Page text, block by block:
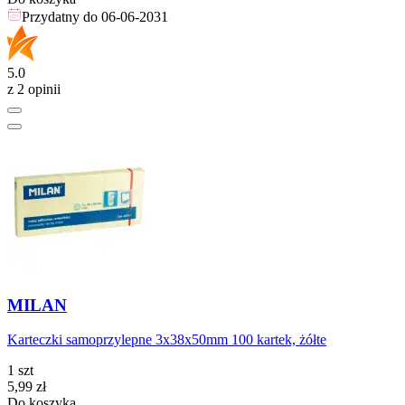
Przydatny do 06-06-2031
5.0
z 2 opinii
MILAN
Karteczki samoprzylepne 3x38x50mm 100 kartek, żółte
1 szt
Cena
5,99 zł